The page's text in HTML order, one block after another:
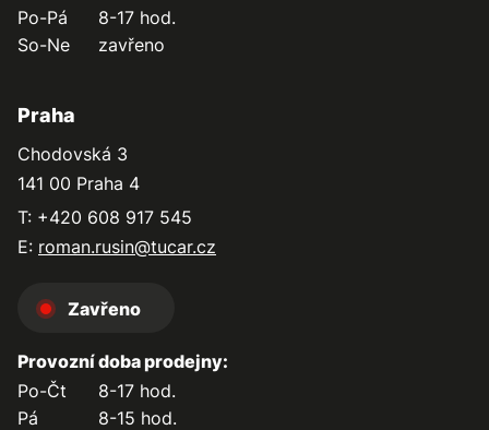
Po-Pá
8-17 hod.
So-Ne
zavřeno
Praha
Chodovská 3
141 00 Praha 4
T: +420 608 917 545
E: roman.rusin@tucar.cz
Zavřeno
Provozní doba prodejny:
Po-Čt
8-17 hod.
Pá
8-15 hod.